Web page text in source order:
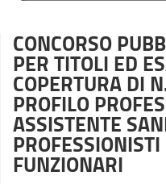
CONCORSO
PER TITOLI ED
COPERTURA DI
PROFILO
ASSISTENTE
FUNZIONARI